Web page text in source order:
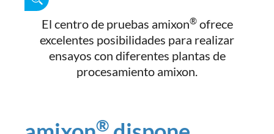
El centro de pruebas amixon®ofrece
excelentes posibilidades para realizar
ensayos con diferentes plantas de
procesamiento amixon.
®